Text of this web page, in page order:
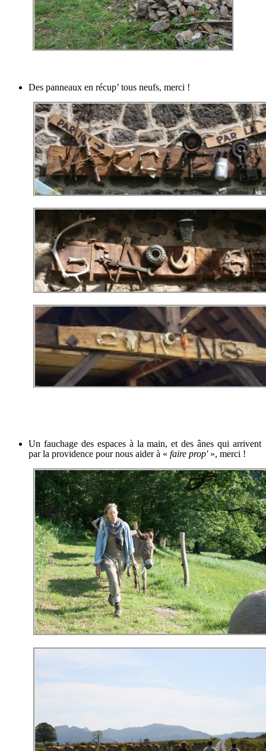
Des panneaux en récup’ tous neufs, merci !
Un fauchage des espaces à la main, et des ânes qui arrivent
par la providence pour nous aider à « faire prop'», merci !